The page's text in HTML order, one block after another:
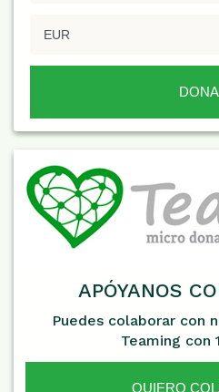
APÓYANOS
Puedes colaborar con
Teaming con
QUIERO